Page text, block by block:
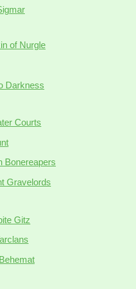
of Nurgle
Darkness
Courts
Bonereapers
Gravelords
Gitz